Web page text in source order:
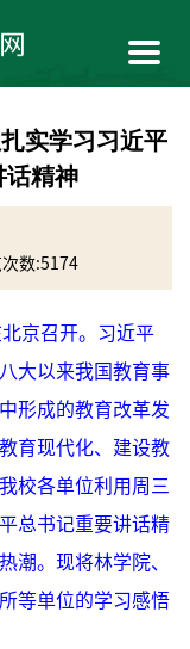
实学习习近平
话精神
数:5174
京召开。习近平
大以来我国教育事
形成的教育改革发
育现代化、建设教
校各单位利用周三
总书记重要讲话精
潮。现将林学院、
等单位的学习感悟